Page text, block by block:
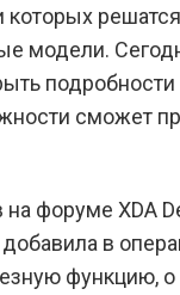
модели.
подробности
сможет
на форуме XDA
в
функцию, о